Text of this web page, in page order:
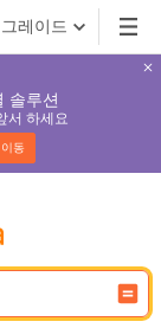
레이드
솔루션
서 하세요
동